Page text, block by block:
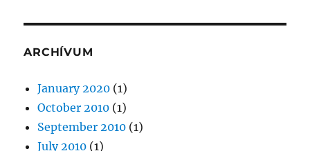
ARCHÍVUM
January 2020 (1)
October 2010 (1)
September 2010 (1)
July 2010 (1)